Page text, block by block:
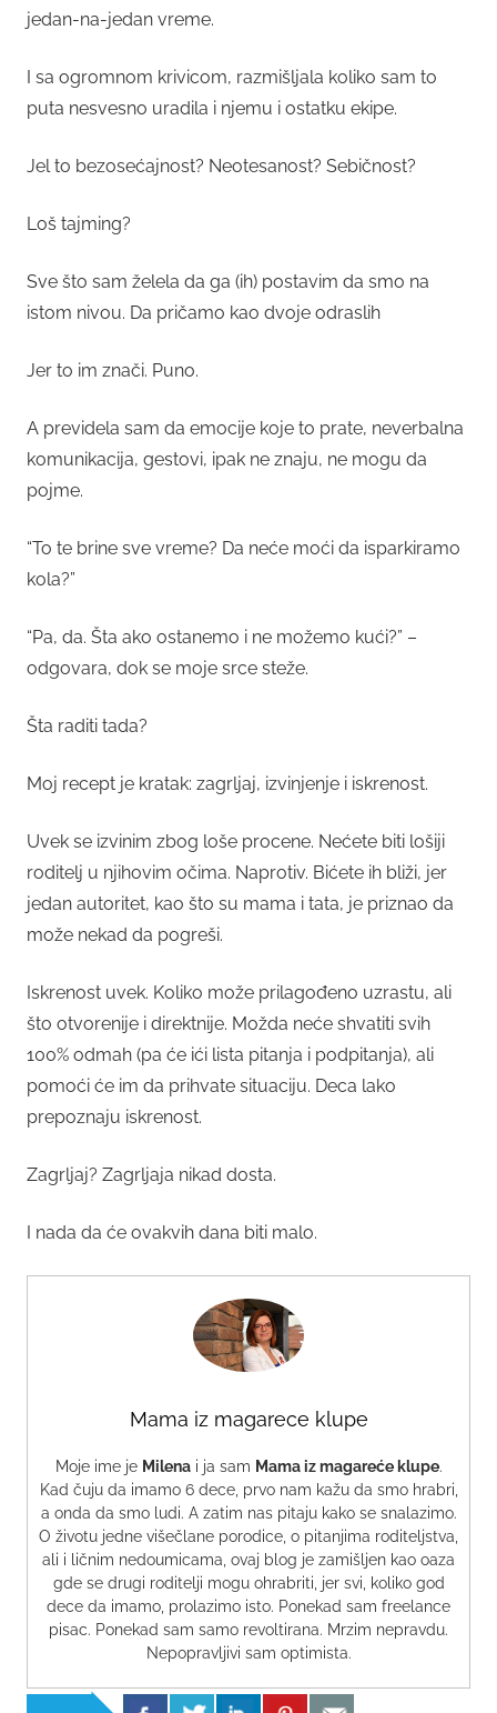
jedan-na-jedan vreme.
I sa ogromnom krivicom, razmišljala koliko sam to
puta nesvesno uradila i njemu i ostatku ekipe.
Jel to bezosećajnost? Neotesanost? Sebičnost?
Loš tajming?
Sve što sam želela da ga (ih) postavim da smo na
istom nivou. Da pričamo kao dvoje odraslih
Jer to im znači. Puno.
A previdela sam da emocije koje to prate, neverbalna
komunikacija, gestovi, ipak ne znaju, ne mogu da
pojme.
“To te brine sve vreme? Da neće moći da isparkiramo
kola?”
“Pa, da. Šta ako ostanemo i ne možemo kući?” –
odgovara, dok se moje srce steže.
Šta raditi tada?
Moj recept je kratak: zagrljaj, izvinjenje i iskrenost.
Uvek se izvinim zbog loše procene. Nećete biti lošiji
roditelj u njihovim očima. Naprotiv. Bićete ih bliži, jer
jedan autoritet, kao što su mama i tata, je priznao da
može nekad da pogreši.
Iskrenost uvek. Koliko može prilagođeno uzrastu, ali
što otvorenije i direktnije. Možda neće shvatiti svih
100% odmah (pa će ići lista pitanja i podpitanja), ali
pomoći će im da prihvate situaciju. Deca lako
prepoznaju iskrenost.
Zagrljaj? Zagrljaja nikad dosta.
I nada da će ovakvih dana biti malo.
Mama iz magarece klupe
Moje ime je Milenai ja sam Mama iz magareće klupe.
Kad čuju da imamo 6 dece, prvo nam kažu da smo hrabri,
a onda da smo ludi. A zatim nas pitaju kako se snalazimo.
O životu jedne višečlane porodice, o pitanjima roditeljstva,
ali i ličnim nedoumicama, ovaj blog je zamišljen kao oaza
gde se drugi roditelji mogu ohrabriti, jer svi, koliko god
dece da imamo, prolazimo isto. Ponekad sam freelance
pisac. Ponekad sam samo revoltirana. Mrzim nepravdu.
Nepopravljivi sam optimista.